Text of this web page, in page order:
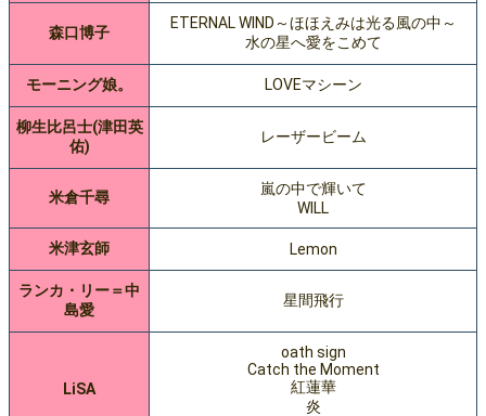
森口博子
ETERNAL WIND～ほほえみは光る風の中～
水の星へ愛をこめて
モーニング娘。 LOVEマシーン
柳生比呂士(津田英
佑)
レーザービーム
米倉千尋
嵐の中で輝いて
WILL
米津玄師 Lemon
ランカ・リー＝中
島愛
星間飛行
LiSA
oath sign
Catch the Moment
紅蓮華
炎